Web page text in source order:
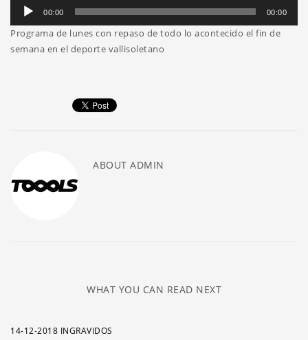
Reproductor
audio
00:00 00:00
Programa de lunes con repaso de todo lo acontecido el fin de
semana en el deporte vallisoletano
ABOUT ADMIN
WHAT YOU CAN READ NEXT
14-12-2018 INGRAVIDOS